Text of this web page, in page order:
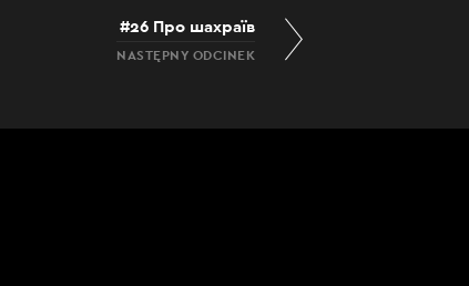
#26 Про шахраїв
NASTĘPNY ODCINEK